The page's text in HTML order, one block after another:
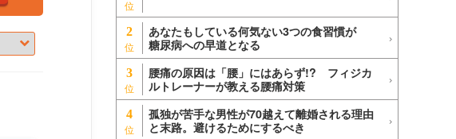
2
あなたもしている何気ない3つの食習慣が
糖尿病への早道となる
3
腰痛の原因は「腰」にはあらず!? フィジカ
ルトレーナーが教える腰痛対策
4
孤独が苦手な男性が70越えて離婚される理由
と末路。避けるためにするべき